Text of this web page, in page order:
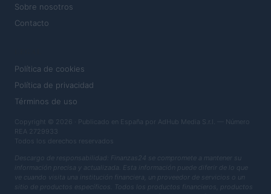
Sobre nosotros
Contacto
Política de cookies
Política de privacidad
Términos de uso
Copyright © 2026 · Publicado en España por AdHub Media S.r.l. — Número
REA 2729933
Todos los derechos reservados
Descargo de responsabilidad: Finanzas24 se compromete a mantener su
información precisa y actualizada. Esta información puede diferir de lo que
ve cuando visita una institución financiera, un proveedor de servicios o un
sitio de productos específicos. Todos los productos financieros, productos